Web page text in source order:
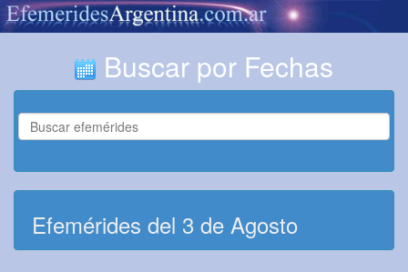
Buscar por Fechas
Efemérides del 3 de Agosto